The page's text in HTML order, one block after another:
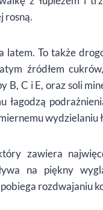
rosną.
To także
źródłem
B, C i E, oraz soli
łagodzą
wydzielaniu
zawiera
na piękny
rozdwajaniu